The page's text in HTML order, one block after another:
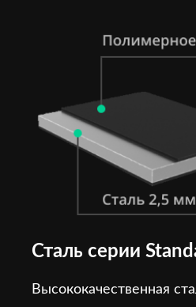
Сталь серии
Высококачественная